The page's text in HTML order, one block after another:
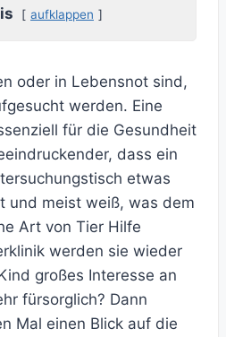
aufklappen
oder in Lebensnot sind,
werden. Eine
für die Gesundheit
dass ein
etwas
und meist weiß, was dem
Art von Tier Hilfe
werden sie wieder
großes Interesse an
fürsorglich? Dann
Mal einen Blick auf die